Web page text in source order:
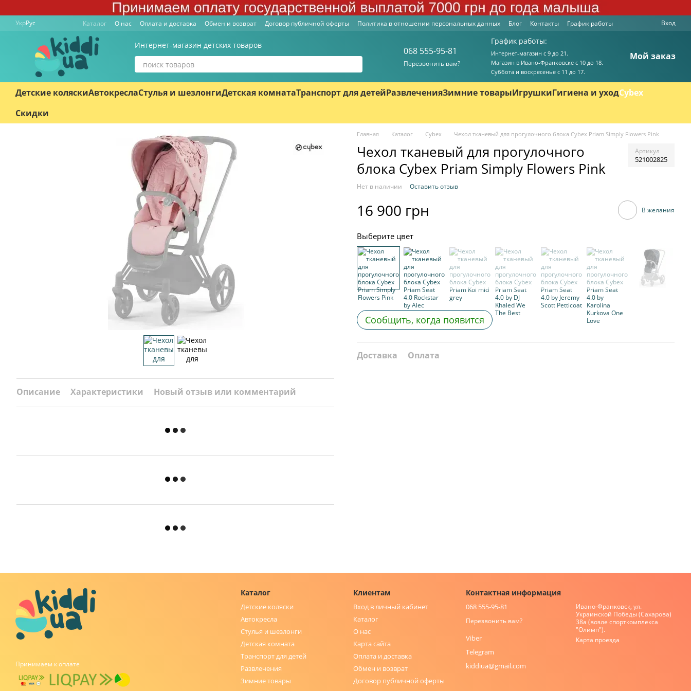
Перейти к основному контенту
УкрРус Каталог О нас Оплата и доставка Обмен и возврат Договор публичной оферты Политика в отношении персональных данных Блог Контакты График работы Вход
Интернет-магазин детских товаров
068 555-95-81
Перезвонить вам?
График работы:
Интернет-магазин с 9 до 21.
Магазин в Ивано-Франковске с 10 до 18.
Суббота и воскресенье с 11 до 17.
Мой заказ
Детские коляскиАвтокреслаСтулья и шезлонгиДетская комнатаТранспорт для детейРазвлеченияЗимние товарыИгрушкиГигиена и уходCybex
Скидки
Описание Характеристики Новый отзыв или комментарий
Главная Каталог Cybex Чехол тканевый для прогулочного блока Cybex Priam Simply Flowers Pink
Чехол тканевый для прогулочного
блока Cybex Priam Simply Flowers Pink
Артикул
521002825
Нет в наличии Оставить отзыв
16 900 грн В желания
Выберите цвет
Сообщить, когда появится
Доставка Оплата
Принимаем к оплате
Каталог
Детские коляски
Автокресла
Стулья и шезлонги
Детская комната
Транспорт для детей
Развлечения
Зимние товары
Клиентам
Вход в личный кабинет
Каталог
О нас
Карта сайта
Оплата и доставка
Обмен и возврат
Договор публичной оферты
Контактная информация
068 555-95-81
Перезвонить вам?
Viber
Telegram
kiddiua@gmail.com
Ивано-Франковск, ул.
Украинской Победы (Сахарова)
38а (возле спорткомплекса
"Олимп").
Карта проезда